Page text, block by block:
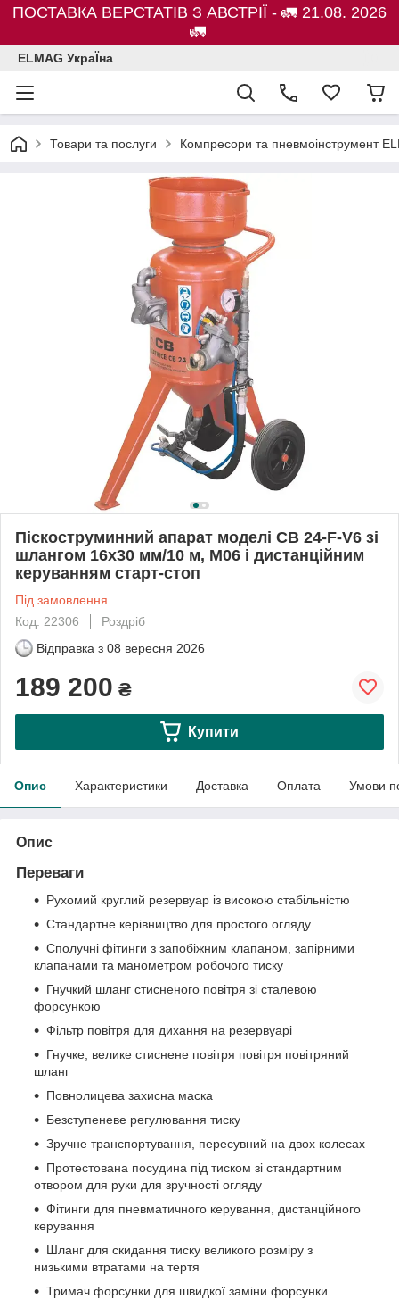
ПОСТАВКА ВЕРСТАТІВ З АВСТРІЇ - 🚛 21.08. 2026
🚛
ELMAG УкраЇна
Товари та послуги Компресори та пневмоінструмент
Піскоструминний апарат моделі CB 24-F-V6 зі
шлангом 16х30 мм/10 м, М06 і дистанційним
керуванням старт-стоп
Під замовлення
Код: 22306
Роздріб
Відправка з 08 вересня 2026
189 200 ₴
Купити
Опис Характеристики Доставка Оплата Умови
Опис
Переваги
Рухомий круглий резервуар із високою стабільністю
Стандартне керівництво для простого огляду
Сполучні фітинги з запобіжним клапаном, запірними
клапанами та манометром робочого тиску
Гнучкий шланг стисненого повітря зі сталевою
форсункою
Фільтр повітря для дихання на резервуарі
Гнучке, велике стиснене повітря повітря повітряний
шланг
Повнолицева захисна маска
Безступеневе регулювання тиску
Зручне транспортування, пересувний на двох колесах
Протестована посудина під тиском зі стандартним
отвором для руки для зручності огляду
Фітинги для пневматичного керування, дистанційного
керування
Шланг для скидання тиску великого розміру з
низькими втратами на тертя
Тримач форсунки для швидкої заміни форсунки